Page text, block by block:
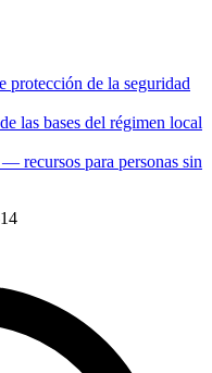
de la seguridad
las bases del régimen local
recursos para personas sin